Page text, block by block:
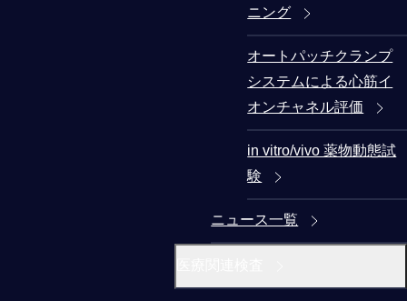
ニング
オートパッチクランプ
システムによる心筋イ
オンチャネル評価
in vitro/vivo 薬物動態試
験
ニュース一覧